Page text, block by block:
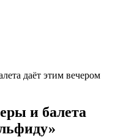
даёт этим вечером
и балета